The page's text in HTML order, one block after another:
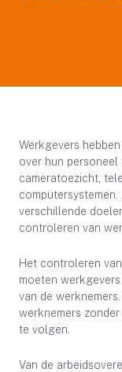
Werkgevers
over hun personeel
cameratoezicht,
verschillende
controleren van
Het controleren
moeten
van de
werknemers
te volgen.
Van de